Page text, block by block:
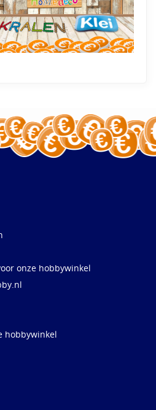
onze hobbywinkel
hobbywinkel